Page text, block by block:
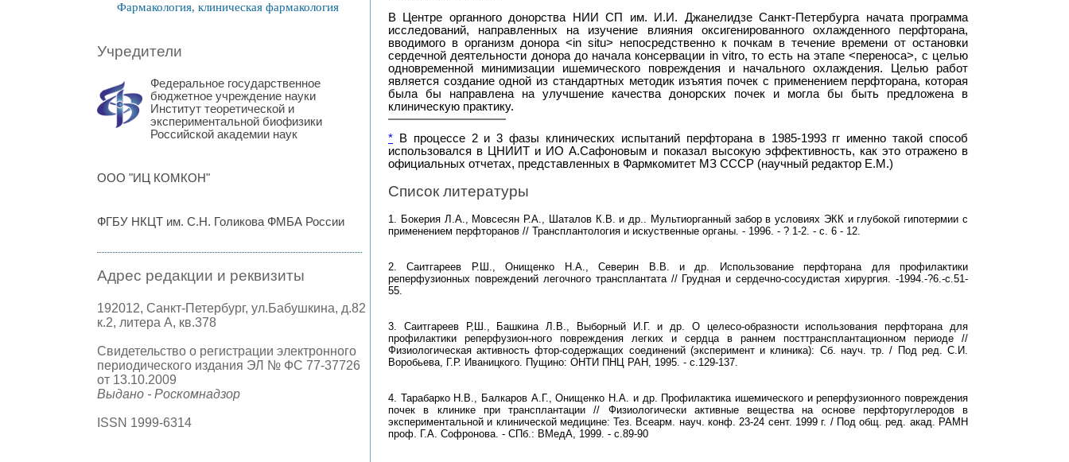
Фармакология, клиническая фармакология
Учредители
Федеральное государственное
бюджетное учреждение науки
Институт теоретической и
экспериментальной биофизики
Российской академии наук
ООО "ИЦ КОМКОН"
ФГБУ НКЦТ им. С.Н. Голикова ФМБА России
Адрес редакции и реквизиты
192012, Санкт-Петербург, ул.Бабушкина, д.82
к.2, литера А, кв.378
Свидетельство о регистрации электронного
периодического издания ЭЛ № ФС 77-37726
от 13.10.2009
Выдано - Роскомнадзор
ISSN 1999-6314
В Центре органного донорства НИИ СП им. И.И. Джанелидзе Санкт-Петербурга начата программа
исследований, направленных на изучение влияния оксигенированного охлажденного перфторана,
вводимого в организм донора <in situ> непосредственно к почкам в течение времени от остановки
сердечной деятельности донора до начала консервации in vitro, то есть на этапе <переноса>, с целью
одновременной минимизации ишемического повреждения и начального охлаждения. Целью работ
является создание одной из стандартных методик изъятия почек с применением перфторана, которая
была бы направлена на улучшение качества донорских почек и могла бы быть предложена в
клиническую практику.
* В процессе 2 и 3 фазы клинических испытаний перфторана в 1985-1993 гг именно такой способ
использовался в ЦНИИТ и ИО А.Сафоновым и показал высокую эффективность, как это отражено в
официальных отчетах, представленных в Фармкомитет МЗ СССР (научный редактор Е.М.)
Список литературы
1. Бокерия Л.А., Мовсесян Р.А., Шаталов К.В. и др.. Мультиорганный забор в условиях ЭКК и глубокой гипотермии с
применением перфторанов // Трансплантология и искуственные органы. - 1996. - ? 1-2. - с. 6 - 12.
2. Саитгареев Р.Ш., Онищенко Н.А., Северин В.В. и др. Использование перфторана для профилактики
реперфузионных повреждений легочного трансплантата // Грудная и сердечно-сосудистая хирургия. -1994.-?6.-с.51-
55.
3. Саитгареев Р,Ш., Башкина Л.В., Выборный И.Г. и др. О целесо-образности использования перфторана для
профилактики реперфузион-ного повреждения легких и сердца в раннем посттрансплантационном периоде //
Физиологическая активность фтор-содержащих соединений (эксперимент и клиника): Сб. науч. тр. / Под ред. С.И.
Воробьева, Г.Р. Иваницкого. Пущино: ОНТИ ПНЦ РАН, 1995. - с.129-137.
4. Тарабарко Н.В., Балкаров А.Г., Онищенко Н.А. и др. Профилактика ишемического и реперфузионного повреждения
почек в клинике при трансплантации // Физиологически активные вещества на основе перфторуглеродов в
экспериментальной и клинической медицине: Тез. Всеарм. науч. конф. 23-24 сент. 1999 г. / Под общ. ред. акад. РАМН
проф. Г.А. Софронова. - СПб.: ВМедА, 1999. - с.89-90